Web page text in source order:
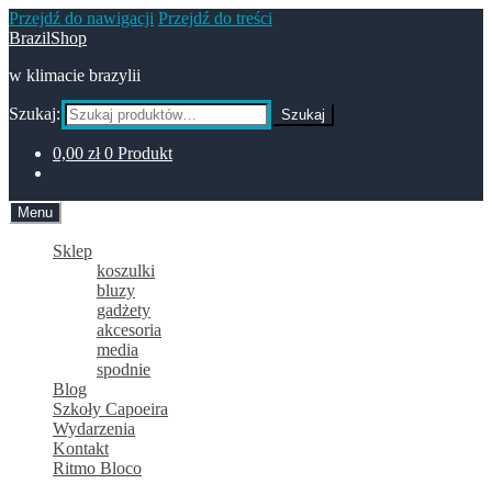
Przejdź do nawigacji Przejdź do treści
BrazilShop
w klimacie brazylii
Szukaj: Szukaj
0,00 zł 0 Produkt
Menu
Sklep
koszulki
bluzy
gadżety
akcesoria
media
spodnie
Blog
Szkoły Capoeira
Wydarzenia
Kontakt
Ritmo Bloco